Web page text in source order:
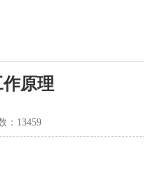
原理
：13459